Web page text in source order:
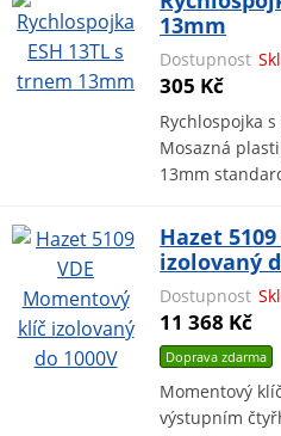
13mm
Dostupnost
305 Kč
Rychlospojka
Mosazná
13mm
Hazet
izolovaný
Dostupnost
11 368 Kč
Doprava zdarma
Momentový
výstupním